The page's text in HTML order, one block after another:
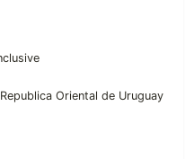
Oriental de Uruguay